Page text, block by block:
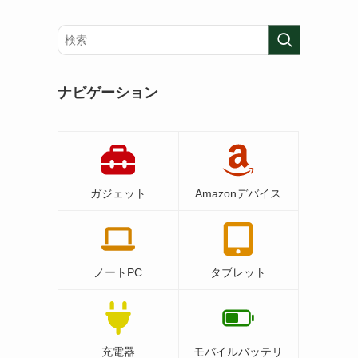
ナビゲーション
ガジェット Amazonデバイス
ノートPC タブレット
充電器
モバイルバッテリ